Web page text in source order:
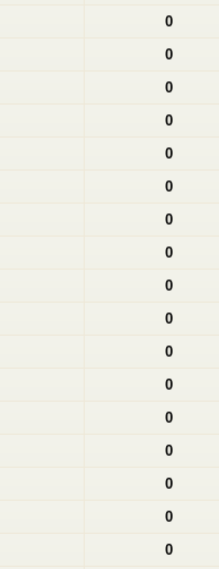
0
0
0
0
0
0
0
0
0
0
0
0
0
0
0
0
0